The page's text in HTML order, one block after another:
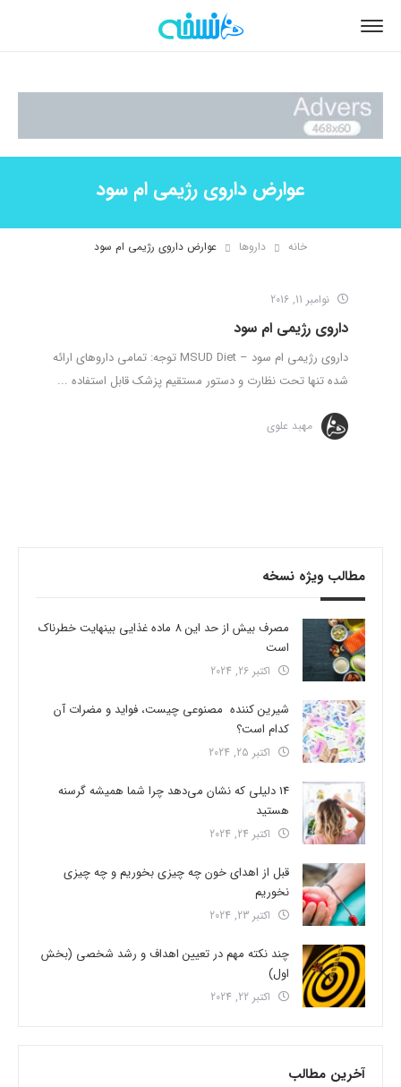
عوارض داروی رژیمی ام سود
خانه داروها عوارض داروی رژیمی ام سود
نوامبر 11, 2016
داروی رژیمی ام سود
داروی رژیمی ام سود – MSUD Diet توجه: تمامی داروهای ارائه
شده تنها تحت نظارت و دستور مستقیم پزشک قابل استفاده ...
مهبد علوی
مطالب ویژه نسخه
مصرف بیش از حد این 8 ماده غذایی بینهایت خطرناک
است
اکتبر 26, 2024
شیرین کننده مصنوعی چیست، فواید و مضرات آن
کدام است؟
اکتبر 25, 2024
14 دلیلی که نشان می‌دهد چرا شما همیشه گرسنه
هستید
اکتبر 24, 2024
قبل از اهدای خون چه چیزی بخوریم و چه چیزی
نخوریم
اکتبر 23, 2024
چند نکته مهم در تعیین اهداف و رشد شخصی (بخش
اول)
اکتبر 22, 2024
آخرین مطالب